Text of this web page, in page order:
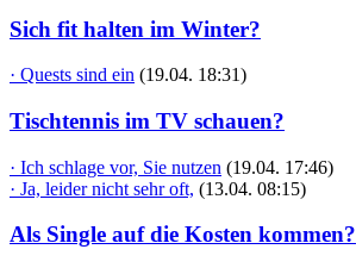
Sich fit halten im Winter?
· Quests sind ein (19.04. 18:31)
Tischtennis im TV schauen?
· Ich schlage vor, Sie nutzen (19.04. 17:46)
· Ja, leider nicht sehr oft, (13.04. 08:15)
Als Single auf die Kosten kommen?